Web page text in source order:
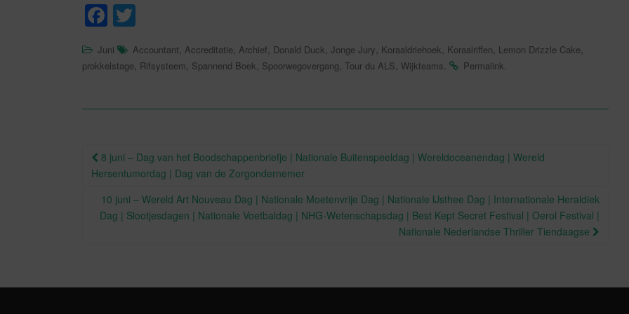
F
c
b
o
k
tt
Juni Accountant, Accreditatie, Archief, Donald Duck, Jonge Jury, Koraaldriehoek, Koraalriffen, Lemon Drizzle Cake,
prokkelstage, Rifsysteem, Spannend Boek, Spoorwegovergang, Tour du ALS, Wijkteams. Permalink.
Berichtnavigatie
8 juni – Dag van het Boodschappenbriefje | Nationale Buitenspeeldag | Wereldoceanendag | Wereld
Hersentumordag | Dag van de Zorgondernemer
10 juni – Wereld Art Nouveau Dag | Nationale Moetenvrije Dag | Nationale IJsthee Dag | Internationale Heraldiek
Dag | Slootjesdagen | Nationale Voetbaldag | NHG-Wetenschapsdag | Best Kept Secret Festival | Oerol Festival |
Nationale Nederlandse Thriller Tiendaagse